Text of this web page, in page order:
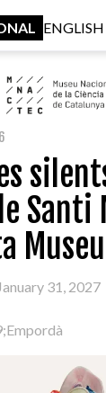
ENGLISH
Santi
Museu
31, 2027